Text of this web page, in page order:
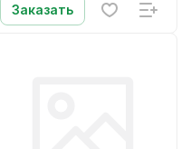
Заказать